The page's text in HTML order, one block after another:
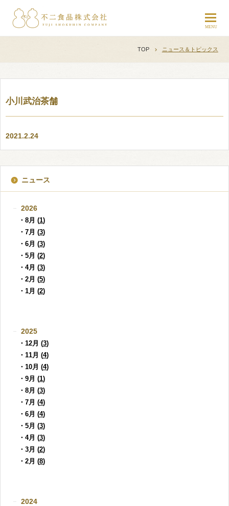
TOP ニュース＆トピックス
小川武治茶舗
2021.2.24
ニュース
2026
・8月 (1)
・7月 (3)
・6月 (3)
・5月 (2)
・4月 (3)
・2月 (5)
・1月 (2)
2025
・12月 (3)
・11月 (4)
・10月 (4)
・9月 (1)
・8月 (3)
・7月 (4)
・6月 (4)
・5月 (3)
・4月 (3)
・3月 (2)
・2月 (8)
2024